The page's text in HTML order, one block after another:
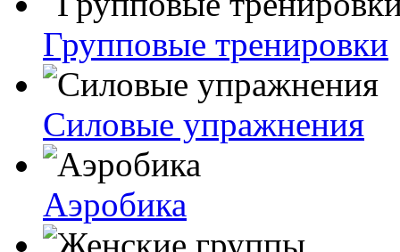
Групповые тренировки
Силовые упражнения
Аэробика